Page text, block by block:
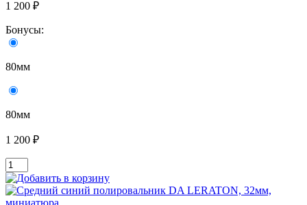
1 200 ₽
Бонусы:
80мм
80мм
1 200 ₽